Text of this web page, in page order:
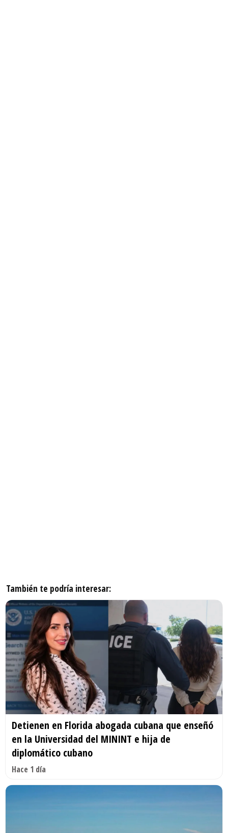
También te podría interesar:
Detienen en Florida abogada cubana que enseñó
en la Universidad del MININT e hija de
diplomático cubano
Hace 1 día